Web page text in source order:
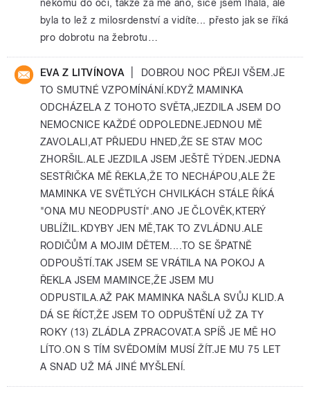
někomu do očí, takže za mě ano, sice jsem lhala, ale
byla to lež z milosrdenství a vidíte... přesto jak se říká
pro dobrotu na žebrotu…
EVA Z LITVÍNOVA
DOBROU NOC PŘEJI VŠEM.JE
TO SMUTNÉ VZPOMÍNÁNÍ.KDYŽ MAMINKA
ODCHÁZELA Z TOHOTO SVĚTA,JEZDILA JSEM DO
NEMOCNICE KAŽDÉ ODPOLEDNE.JEDNOU MĚ
ZAVOLALI,AT PŘIJEDU HNED,ŽE SE STAV MOC
ZHORŠIL.ALE JEZDILA JSEM JEŠTĚ TÝDEN.JEDNA
SESTŘIČKA MĚ ŘEKLA,ŽE TO NECHÁPOU,ALE ŽE
MAMINKA VE SVĚTLÝCH CHVILKÁCH STÁLE ŘÍKÁ
"ONA MU NEODPUSTÍ".ANO JE ČLOVĚK,KTERÝ
UBLÍŽIL.KDYBY JEN MĚ,TAK TO ZVLÁDNU.ALE
RODIČŮM A MOJIM DĚTEM....TO SE ŠPATNĚ
ODPOUŠTÍ.TAK JSEM SE VRÁTILA NA POKOJ A
ŘEKLA JSEM MAMINCE,ŽE JSEM MU
ODPUSTILA.AŽ PAK MAMINKA NAŠLA SVŮJ KLID.A
DÁ SE ŘÍCT,ŽE JSEM TO ODPUŠTĚNÍ UŽ ZA TY
ROKY (13) ZLÁDLA ZPRACOVAT.A SPÍŠ JE MĚ HO
LÍTO.ON S TÍM SVĚDOMÍM MUSÍ ŽÍT.JE MU 75 LET
A SNAD UŽ MÁ JINÉ MYŠLENÍ.